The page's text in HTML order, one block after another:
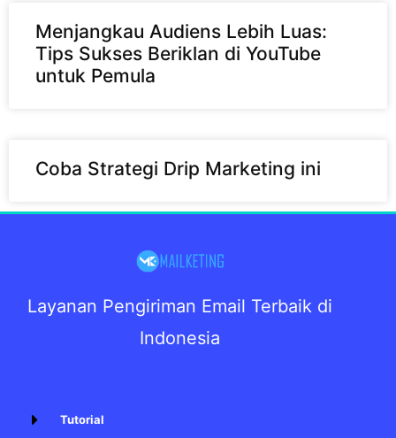
Menjangkau Audiens Lebih Luas:
Tips Sukses Beriklan di YouTube
untuk Pemula
Coba Strategi Drip Marketing ini
Layanan Pengiriman Email Terbaik di
Indonesia
Tutorial